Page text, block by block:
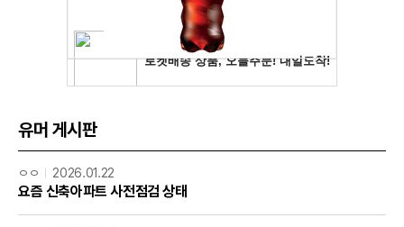
유머 게시판
ㅇㅇ 2026.01.22
요즘 신축아파트 사전점검 상태